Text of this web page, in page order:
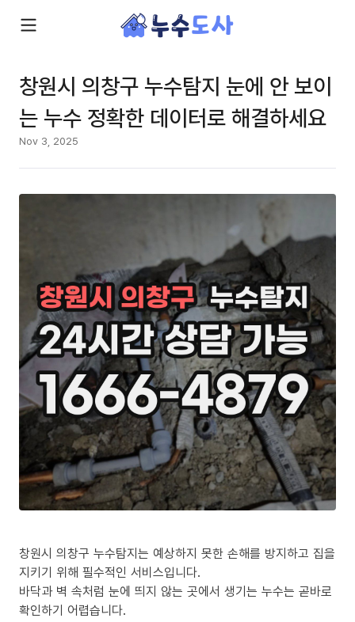
창원시 의창구 누수탐지 눈에 안 보이
는 누수 정확한 데이터로 해결하세요
Nov 3, 2025
창원시 의창구 누수탐지는 예상하지 못한 손해를 방지하고 집을
지키기 위해 필수적인 서비스입니다.
바닥과 벽 속처럼 눈에 띄지 않는 곳에서 생기는 누수는 곧바로
확인하기 어렵습니다.